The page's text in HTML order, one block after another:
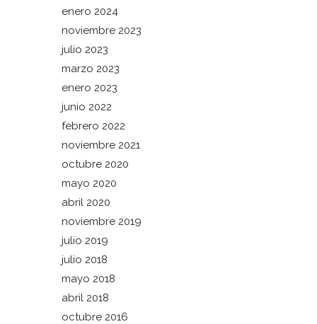
enero 2024
noviembre 2023
julio 2023
marzo 2023
enero 2023
junio 2022
febrero 2022
noviembre 2021
octubre 2020
mayo 2020
abril 2020
noviembre 2019
julio 2019
julio 2018
mayo 2018
abril 2018
octubre 2016